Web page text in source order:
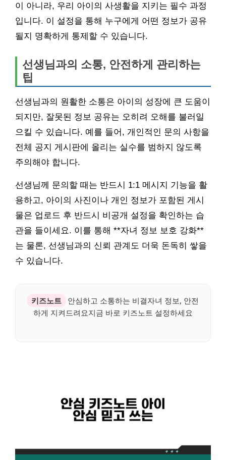
이 아니라, 우리 아이의 사생활을 지키는 필수 과정
입니다. 이 설정을 통해 누구에게 어떤 정보가 공유
될지 명확하게 통제할 수 있습니다.
선생님과의 소통, 안전하게 관리하는
팁
선생님과의 원활한 소통은 아이의 성장에 큰 도움이
되지만, 잘못된 정보 공유는 오히려 오해를 불러일
으킬 수 있습니다. 예를 들어, 개인적인 문의 사항을
전체 공지 게시판에 올리는 실수를 범하지 않도록
주의해야 합니다.
선생님께 문의할 때는 반드시 1:1 메시지 기능을 활
용하고, 아이의 사진이나 개인 정보가 포함된 게시
물은 업로드 후 반드시 비공개 설정을 확인하는 습
관을 들이세요. 이를 통해 **자녀 정보 보호 강화**
는 물론, 선생님과의 신뢰 관계도 더욱 돈독히 쌓을
수 있습니다.
키즈노트
안심하고 소통하는 비결자녀 정보, 안전
하게 지켜드려요지금 바로 키즈노트 설정하세요